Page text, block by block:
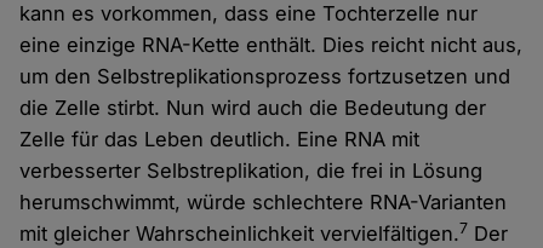
kann es vorkommen, dass eine Tochterzelle nur
eine einzige RNA-Kette enthält. Dies reicht nicht aus,
um den Selbstreplikationsprozess fortzusetzen und
die Zelle stirbt. Nun wird auch die Bedeutung der
Zelle für das Leben deutlich. Eine RNA mit
verbesserter Selbstreplikation, die frei in Lösung
herumschwimmt, würde schlechtere RNA-Varianten
mit gleicher Wahrscheinlichkeit vervielfältigen.7 Der